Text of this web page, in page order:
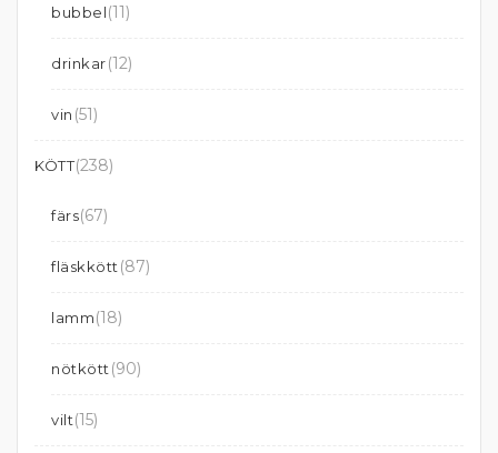
bubbel(11)
drinkar(12)
vin (51)
KÖTT(238)
färs(67)
fläskkött (87)
lamm(18)
nötkött (90)
vilt(15)